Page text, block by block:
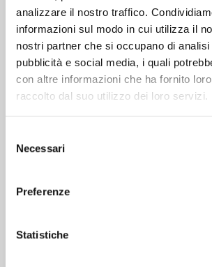
analizzare il nostro traffico.
informazioni sul modo in cui utilizza il
nostri partner che si occupano di analisi
pubblicità e social media, i quali
con altre informazioni che ha fornito
raccolto dal suo utilizzo dei loro servizi.
delNecessari
Preferenze
Statistiche